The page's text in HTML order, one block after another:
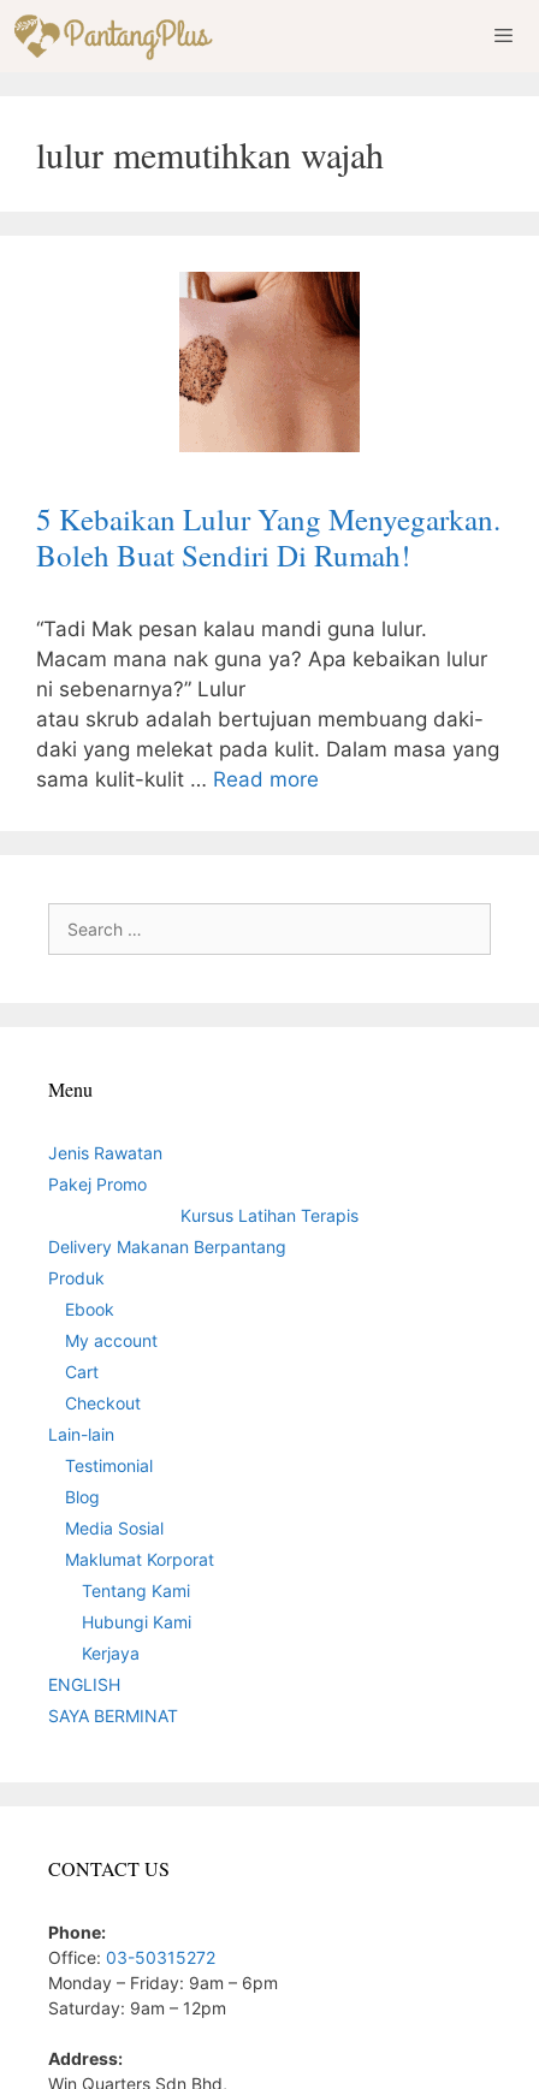
Skip
to
lulur memutihkan wajah
5 Kebaikan Lulur Yang Menyegarkan.
Boleh Buat Sendiri Di Rumah!
“Tadi Mak pesan kalau mandi guna lulur.
Macam mana nak guna ya? Apa kebaikan lulur
ni sebenarnya?” Lulur
atau skrub adalah bertujuan membuang daki-
daki yang melekat pada kulit. Dalam masa yang
sama kulit-kulit … Read more
for:
Menu
Jenis Rawatan
Pakej Promo
Kursus Latihan Terapis
Delivery Makanan Berpantang
Produk
Ebook
My account
Cart
Checkout
Lain-lain
Testimonial
Blog
Media Sosial
Maklumat Korporat
Tentang Kami
Hubungi Kami
Kerjaya
ENGLISH
SAYA BERMINAT
CONTACT US
Phone:
Office: 03-50315272
Monday – Friday: 9am – 6pm
Saturday: 9am – 12pm
Address:
Win Quarters Sdn Bhd,